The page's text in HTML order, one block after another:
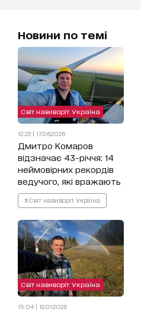
Новини по темі
Світ навиворіт. Україна
12:23 | 17.06.2026
Дмитро Комаров
відзначає 43-річчя: 14
неймовірних рекордів
ведучого, які вражають
#Світ навиворіт. Україна
Світ навиворіт. Україна
15:04 | 12.01.2026